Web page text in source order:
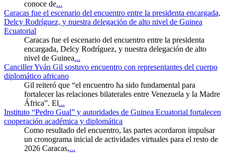
conoce de...
Caracas fue el escenario del encuentro entre la presidenta encargada,
Delcy Rodríguez, y nuestra delegación de alto nivel de Guinea
Ecuatorial
Caracas fue el escenario del encuentro entre la presidenta
encargada, Delcy Rodríguez, y nuestra delegación de alto
nivel de Guinea...
Canciller Yván Gil sostuvo encuentro con representantes del cuerpo
diplomático africano
Gil reiteró que “el encuentro ha sido fundamental para
fortalecer las relaciones bilaterales entre Venezuela y la Madre
África”. El...
Instituto “Pedro Gual” y autoridades de Guinea Ecuatorial fortalecen
cooperación académica y diplomática
Como resultado del encuentro, las partes acordaron impulsar
un cronograma inicial de actividades virtuales para el resto de
2026 Caracas,...